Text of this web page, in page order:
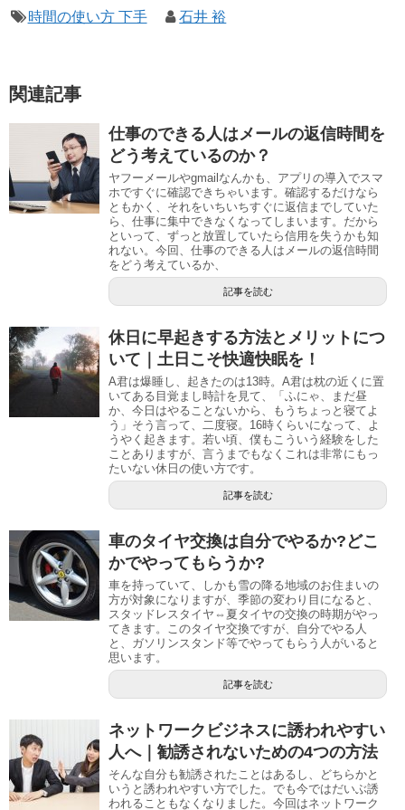
時間の使い方 下手 石井 裕
関連記事
仕事のできる人はメールの返信時間を
どう考えているのか？
ヤフーメールやgmailなんかも、アプリの導入でスマ
ホですぐに確認できちゃいます。確認するだけなら
ともかく、それをいちいちすぐに返信までしていた
ら、仕事に集中できなくなってしまいます。だから
といって、ずっと放置していたら信用を失うかも知
れない。今回、仕事のできる人はメールの返信時間
をどう考えているか、
記事を読む
休日に早起きする方法とメリットにつ
いて｜土日こそ快適快眠を！
A君は爆睡し、起きたのは13時。A君は枕の近くに置
いてある目覚まし時計を見て、「ふにゃ、まだ昼
か、今日はやることないから、もうちょっと寝てよ
う」そう言って、二度寝。16時くらいになって、よ
うやく起きます。若い頃、僕もこういう経験をした
ことありますが、言うまでもなくこれは非常にもっ
たいない休日の使い方です。
記事を読む
車のタイヤ交換は自分でやるか?どこ
かでやってもらうか?
車を持っていて、しかも雪の降る地域のお住まいの
方が対象になりますが、季節の変わり目になると、
スタッドレスタイヤ⇔夏タイヤの交換の時期がやっ
てきます。このタイヤ交換ですが、自分でやる人
と、ガソリンスタンド等でやってもらう人がいると
思います。
記事を読む
ネットワークビジネスに誘われやすい
人へ｜勧誘されないための4つの方法
そんな自分も勧誘されたことはあるし、どちらかと
いうと誘われやすい方でした。でも今ではだいぶ誘
われることもなくなりました。今回はネットワーク